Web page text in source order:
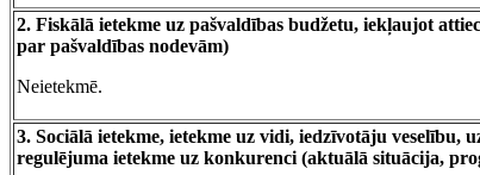
2. Fiskālā ietekme uz pašvaldības budžetu, iekļaujot
par pašvaldības nodevām)
Neietekmē.
3. Sociālā ietekme, ietekme uz vidi, iedzīvotāju
regulējuma ietekme uz konkurenci (aktuālā situācija,